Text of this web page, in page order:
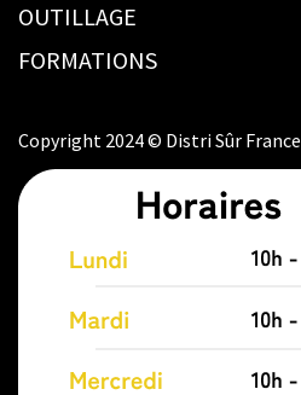
OUTILLAGE
FORMATIONS
Copyright 2024 © Distri Sûr France